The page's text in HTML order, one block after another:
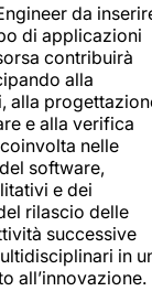
da
di applicazioni
contribuirà
alla
alla
e alla verifica
nelle
software,
e dei
rilascio delle
successive
in
all’innovazione.